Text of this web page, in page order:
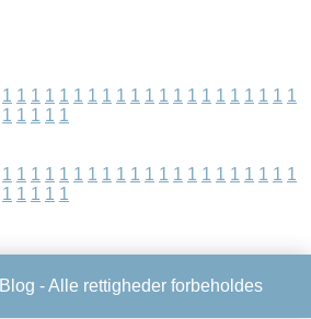
1 1 1 1 1 1 1 1 1 1 1 1 1 1 1 1 1 1 1 1 1
1 1 1 1 1
1 1 1 1 1 1 1 1 1 1 1 1 1 1 1 1 1 1 1 1 1
1 1 1 1 1
Blog - Alle rettigheder forbeholdes